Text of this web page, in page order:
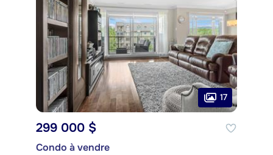
17
299 000 $
Condo à vendre